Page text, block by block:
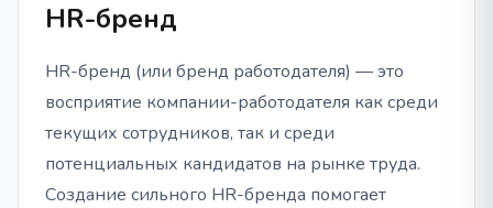
HR-бренд
HR-бренд (или бренд работодателя) — это
восприятие компании-работодателя как среди
текущих сотрудников, так и среди
потенциальных кандидатов на рынке труда.
Создание сильного HR-бренда помогает